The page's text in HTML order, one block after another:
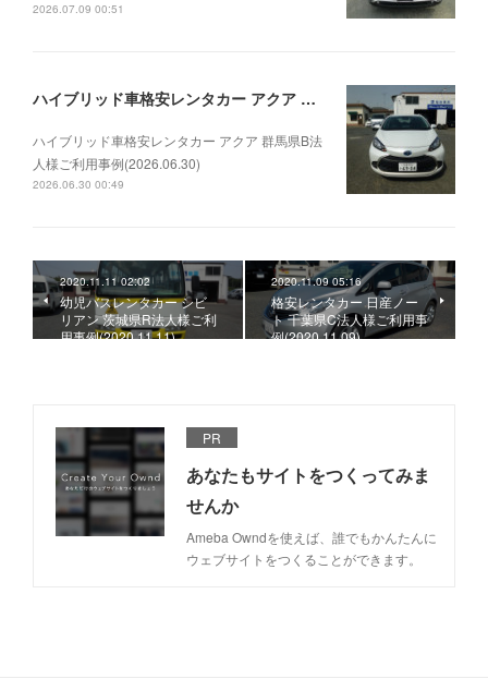
2026.07.09 00:51
ハイブリッド車格安レンタカー アクア 群馬県B法人様ご利用事例(2026.06.30)
ハイブリッド車格安レンタカー アクア 群馬県B法
人様ご利用事例(2026.06.30)
2026.06.30 00:49
2020.11.11 02:02
幼児バスレンタカー シビ
リアン 茨城県R法人様ご利
用事例(2020.11.11)
2020.11.09 05:16
格安レンタカー 日産ノー
ト 千葉県C法人様ご利用事
例(2020.11.09)
PR
あなたもサイトをつくってみま
せんか
Ameba Owndを使えば、誰でもかんたんに
ウェブサイトをつくることができます。